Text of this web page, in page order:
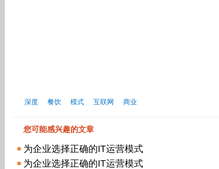
深度 餐饮 模式 互联网 商业
您可能感兴趣的文章
为企业选择正确的IT运营模式
为企业选择正确的IT运营模式